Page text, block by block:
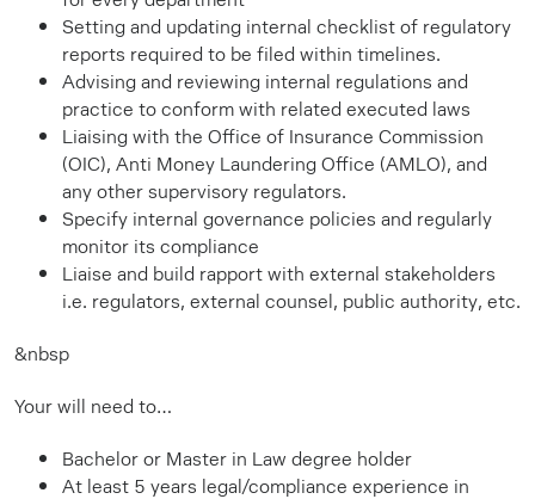
Setting and updating internal checklist of regulatory
reports required to be filed within timelines.
Advising and reviewing internal regulations and
practice to conform with related executed laws
Liaising with the Office of Insurance Commission
(OIC), Anti Money Laundering Office (AMLO), and
any other supervisory regulators.
Specify internal governance policies and regularly
monitor its compliance
Liaise and build rapport with external stakeholders
i.e. regulators, external counsel, public authority, etc.
&nbsp
Your will need to…
Bachelor or Master in Law degree holder
At least 5 years legal/compliance experience in